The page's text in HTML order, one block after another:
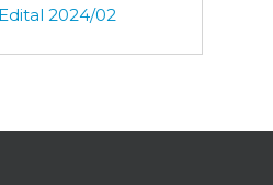
2024/02